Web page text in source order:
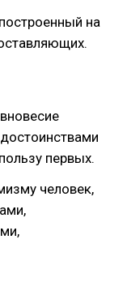
на
первых.
человек,